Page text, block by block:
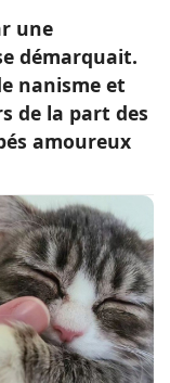
une
démarquait.
nanisme et
de la part des
amoureux